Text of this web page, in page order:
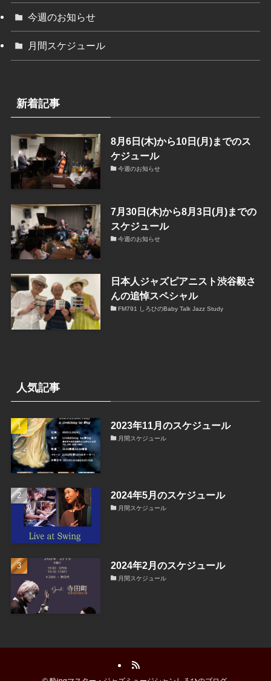
今週のお知らせ
月間スケジュール
新着記事
8月6日(木)から10日(月)までのス
ケジュール
今週のお知らせ
7月30日(木)から8月3日(月)までの
スケジュール
今週のお知らせ
日本人ジャズピアニスト渋谷毅さ
んの追悼スペシャル
FM791 しろひのBaby Talk Jazz Study
人気記事
2023年11月のスケジュール
月間スケジュール
2024年5月のスケジュール
月間スケジュール
2024年2月のスケジュール
月間スケジュール